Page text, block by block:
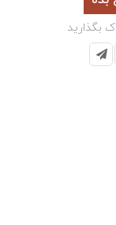
بگذارید